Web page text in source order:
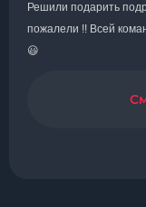
Решили подарить
пожалели !! Всей
😃